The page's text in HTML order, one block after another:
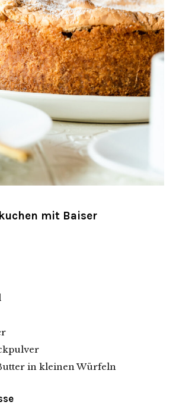
mit Baiser
in kleinen Würfeln